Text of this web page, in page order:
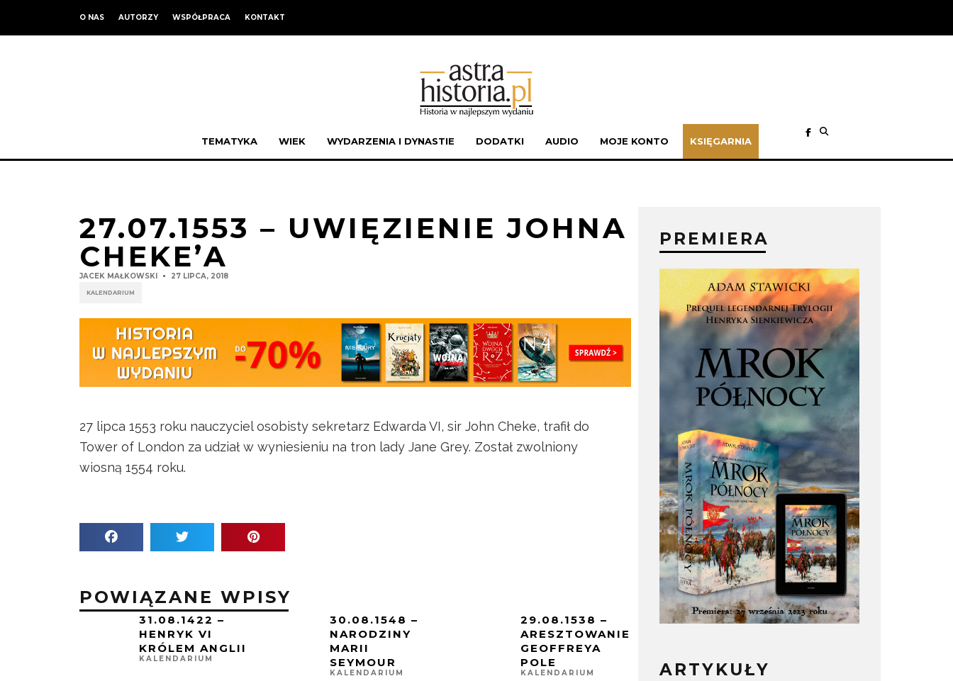
O NAS AUTORZY WSPÓŁPRACA KONTAKT
TEMATYKA WIEK WYDARZENIA I DYNASTIE DODATKI AUDIO MOJE KONTO KSIĘGARNIA
27.07.1553 – UWIĘZIENIE JOHNA
CHEKE’A
JACEK MAŁKOWSKI 27 LIPCA, 2018
KALENDARIUM
27 lipca 1553 roku nauczyciel osobisty sekretarz Edwarda VI, sir John Cheke, trafił do
Tower of London za udział w wyniesieniu na tron lady Jane Grey. Został zwolniony
wiosną 1554 roku.
POWIĄZANE WPISY
31.08.1422 –
HENRYK VI
KRÓLEM ANGLII
KALENDARIUM
30.08.1548 –
NARODZINY
MARII
SEYMOUR
KALENDARIUM
29.08.1538 –
ARESZTOWANIE
GEOFFREYA
POLE
KALENDARIUM
PREMIERA
ARTYKUŁY